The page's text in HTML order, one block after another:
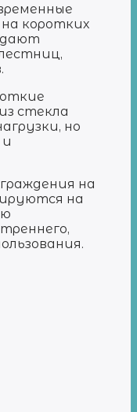
коротких
стекла
но
на
на